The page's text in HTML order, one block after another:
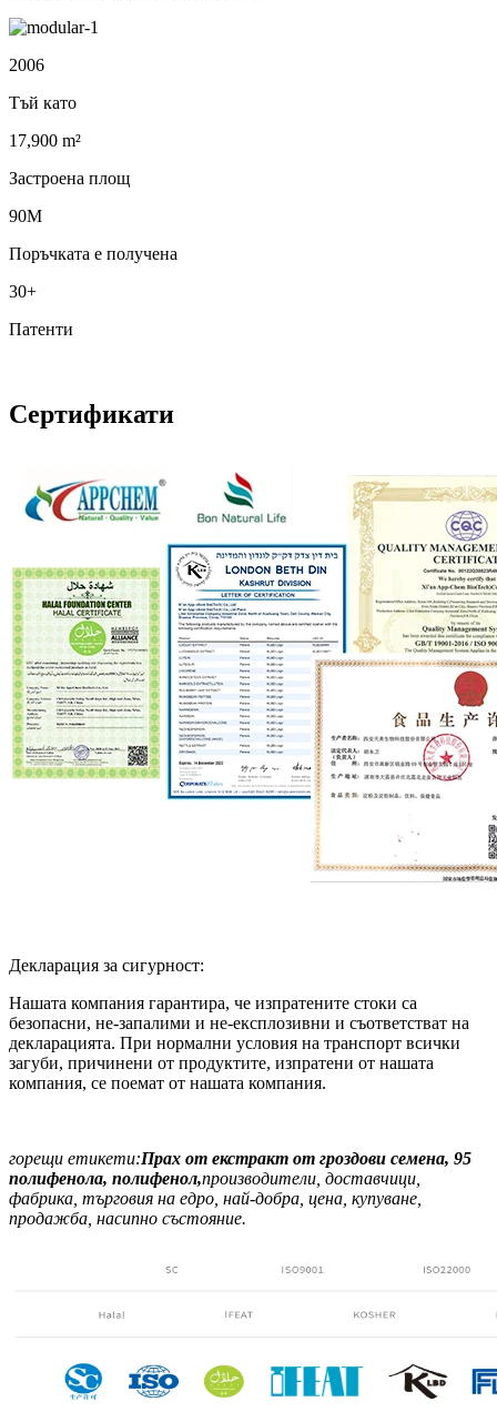
2006
Тъй като
17,900 m²
Застроена площ
90M
Поръчката е получена
30+
Патенти
Сертификати
Декларация за сигурност:
Нашата компания гарантира, че изпратените стоки са
безопасни, не-запалими и не-експлозивни и съответстват на
декларацията. При нормални условия на транспорт всички
загуби, причинени от продуктите, изпратени от нашата
компания, се поемат от нашата компания.
горещи етикети:Прах от екстракт от гроздови семена, 95
полифенола, полифенол,производители, доставчици,
фабрика, търговия на едро, най-добра, цена, купуване,
продажба, насипно състояние.